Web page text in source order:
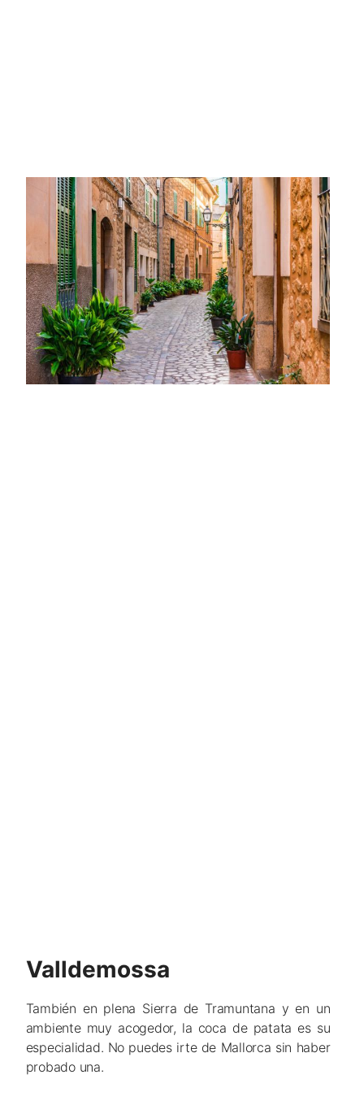
Valldemossa
También en plena Sierra de Tramuntana y en un
ambiente muy acogedor, la coca de patata es su
especialidad. No puedes irte de Mallorca sin haber
probado una.